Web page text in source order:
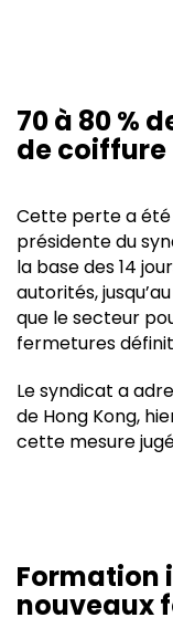
70 à 80 %
de coiffure
Cette perte a été
présidente du
la base des 14
autorités,
que le secteur
fermetures
Le syndicat a
de Hong Kong,
cette mesure
Formation
nouveaux